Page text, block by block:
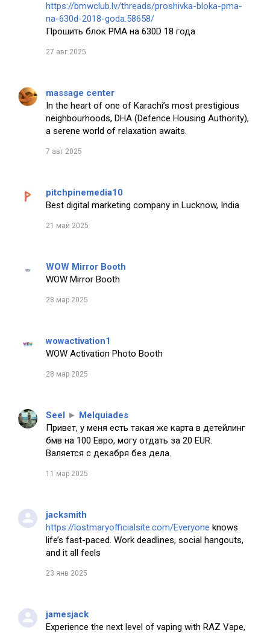
https://bmwclub.lv/threads/proshivka-bloka-pma-
na-630d-2018-goda.58658/
Прошить блок PMA на 630D 18 года
27 авг 2025
massage center
In the heart of one of Karachi’s most prestigious
neighbourhoods, DHA (Defence Housing Authority),
a serene world of relaxation awaits.
7 авг 2025
pitchpinemedia10
Best digital marketing company in Lucknow, India
21 май 2025
WOW Mirror Booth
WOW Mirror Booth
28 мар 2025
wowactivation1
WOW Activation Photo Booth
28 мар 2025
Seel ► Melquiades
Привет, у меня есть такая же карта в детейлинг
бмв на 100 Евро, могу отдать за 20 EUR.
Валяется с декабря без дела.
11 мар 2025
jacksmith
https://lostmaryofficialsite.com/Everyone knows
life’s fast-paced. Work deadlines, social hangouts,
and it all feels
23 янв 2025
jamesjack
Experience the next level of vaping with RAZ Vape,